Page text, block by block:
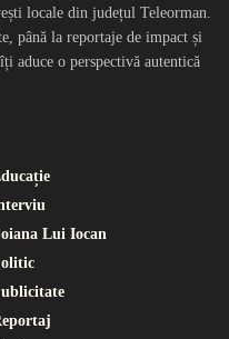
locale din județul Teleorman.
până la reportaje de impact și
aduce o perspectivă autentică
Lui Iocan